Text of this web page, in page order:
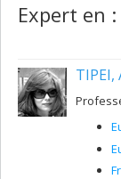
Expert en :
TIPEI,